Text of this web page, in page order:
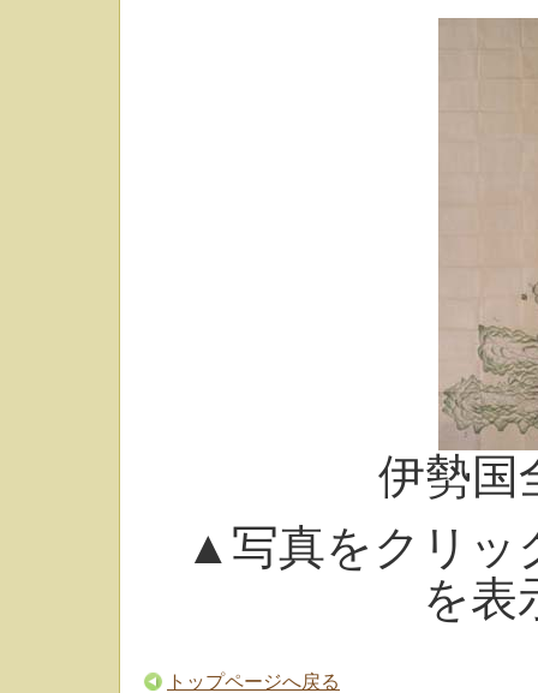
伊勢
▲写真をクリッ
を表
トップページへ戻る